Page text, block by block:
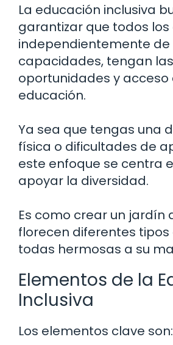
La educación inclusiva
garantizar que todos
independientemente de
capacidades, tengan
oportunidades y acceso
educación.
Ya sea que tengas una
física o dificultades de
este enfoque se centra
apoyar la diversidad.
Es como crear un jardín
florecen diferentes tipos
todas hermosas a su
Elementos de la
Inclusiva
Los elementos clave son: